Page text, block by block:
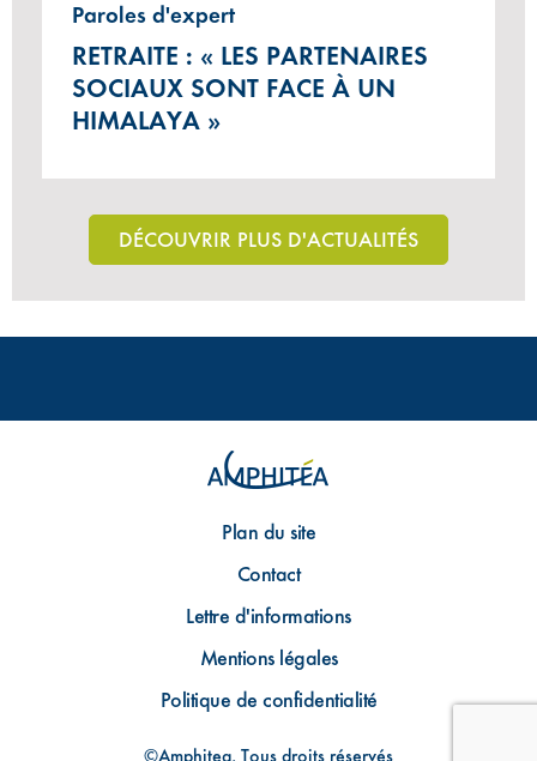
Paroles d'expert
RETRAITE : « LES PARTENAIRES
SOCIAUX SONT FACE À UN
HIMALAYA »
DÉCOUVRIR PLUS D'ACTUALITÉS
Plan du site
Contact
Lettre d'informations
Mentions légales
Politique de confidentialité
©Amphitea, Tous droits réservés